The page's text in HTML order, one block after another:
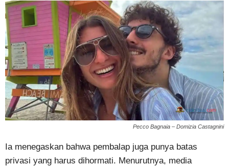
Pecco Bagnaia – Domizia Castagnini
Ia menegaskan bahwa pembalap juga punya batas
privasi yang harus dihormati. Menurutnya, media